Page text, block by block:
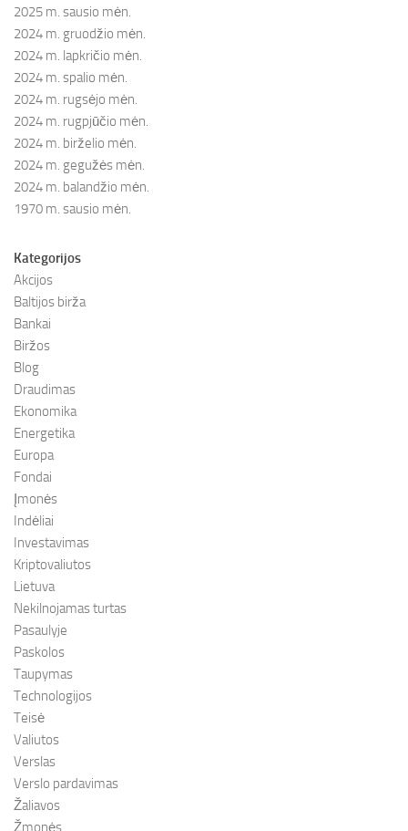
2025 m. sausio mėn.
2024 m. gruodžio mėn.
2024 m. lapkričio mėn.
2024 m. spalio mėn.
2024 m. rugsėjo mėn.
2024 m. rugpjūčio mėn.
2024 m. birželio mėn.
2024 m. gegužės mėn.
2024 m. balandžio mėn.
1970 m. sausio mėn.
Kategorijos
Akcijos
Baltijos birža
Bankai
Biržos
Blog
Draudimas
Ekonomika
Energetika
Europa
Fondai
Įmonės
Indėliai
Investavimas
Kriptovaliutos
Lietuva
Nekilnojamas turtas
Pasaulyje
Paskolos
Taupymas
Technologijos
Teisė
Valiutos
Verslas
Verslo pardavimas
Žaliavos
Žmonės